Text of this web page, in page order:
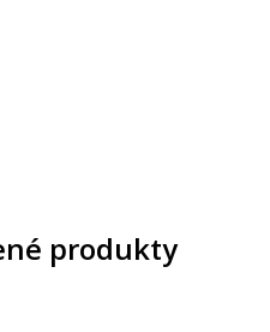
produkty